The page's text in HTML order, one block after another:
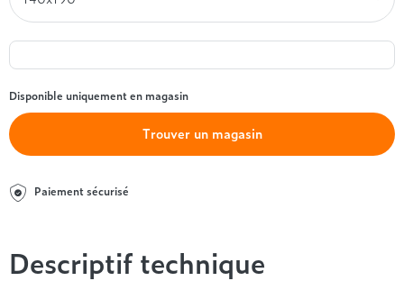
- de 1000€
+ de 1500€
Beautyrest Luxury
Grand Litier
+ de 1500€
Entre 1000 et 1500€
+ de 500€
+ de 1500€
Disponible uniquement en magasin
Trouver un magasin
Paiement sécurisé
Descriptif technique